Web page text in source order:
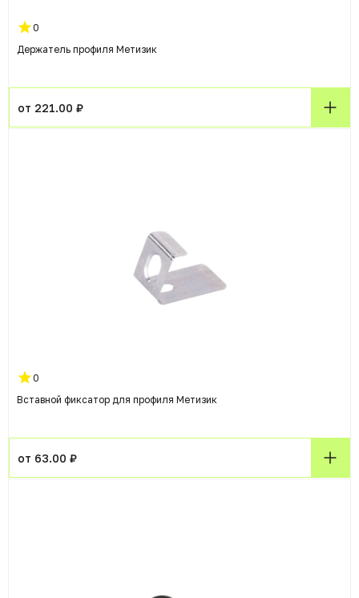
0
Держатель профиля Метизик
от 221.00 ₽
0
Вставной фиксатор для профиля Метизик
от 63.00 ₽